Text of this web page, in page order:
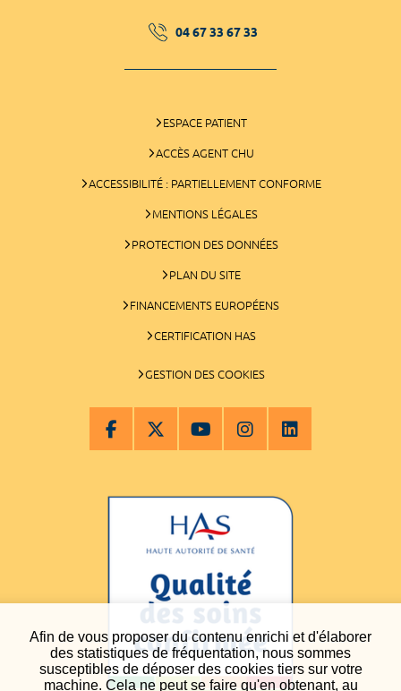
Afin de vous proposer du contenu enrichi et d'élaborer
des statistiques de fréquentation, nous sommes
susceptibles de déposer des cookies tiers sur votre
machine. Cela ne peut se faire qu'en obtenant, au
04 67 33 67 33
ESPACE PATIENT
ACCÈS AGENT CHU
ACCESSIBILITÉ : PARTIELLEMENT CONFORME
MENTIONS LÉGALES
PROTECTION DES DONNÉES
PLAN DU SITE
FINANCEMENTS EUROPÉENS
CERTIFICATION HAS
GESTION DES COOKIES